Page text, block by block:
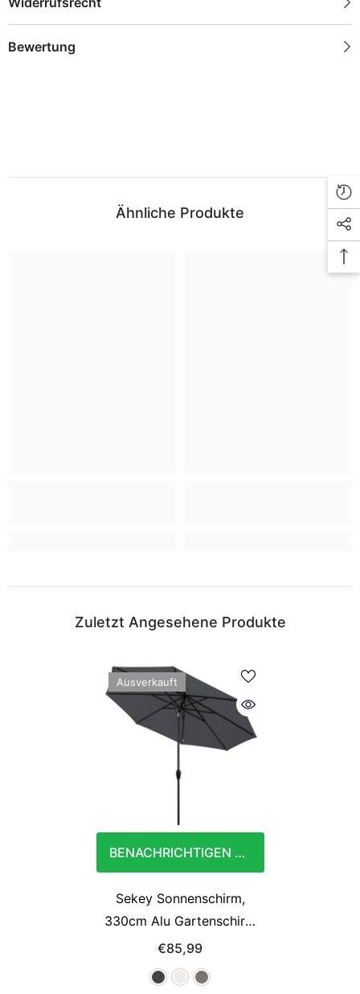
Bewertung
Ähnliche Produkte
Zuletzt Angesehene Produkte
Ausverkauft
BENACHRICHTIGEN SIE MICH
Sekey Sonnenschirm,
330cm Alu Gartenschirm
8-eckiger, mit Kurbel
€85,99